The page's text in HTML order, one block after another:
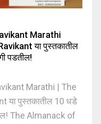
Marathi
या पुस्तकातील
पडतील!
Marathi | The
या पुस्तकातील 10 धडे
The Almanack of